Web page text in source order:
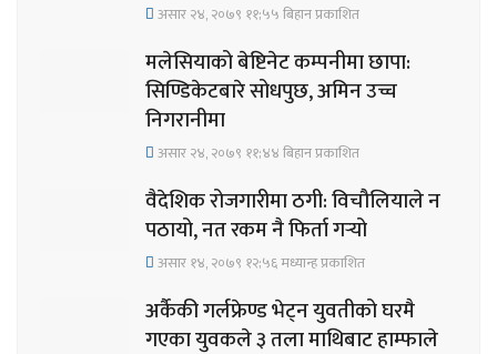
असार २४, २०७९ ११;५५ बिहान प्रकाशित
मलेसियाको बेष्टिनेट कम्पनीमा छापा:
सिण्डिकेटबारे सोधपुछ, अमिन उच्च
निगरानीमा
असार २४, २०७९ ११;४४ बिहान प्रकाशित
वैदेशिक रोजगारीमा ठगी: विचौलियाले न
पठायो, नत रकम नै फिर्ता गर्‍यो
असार १४, २०७९ १२;५६ मध्यान्ह प्रकाशित
अर्कैकी गर्लफ्रेण्ड भेट्न युवतीको घरमै
गएका युवकले ३ तला माथिबाट हाम्फाले